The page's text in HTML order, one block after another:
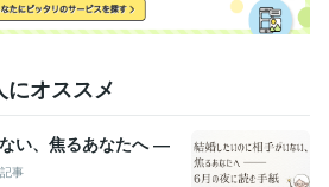
にオススメ
い、焦るあなたへ ―
記事